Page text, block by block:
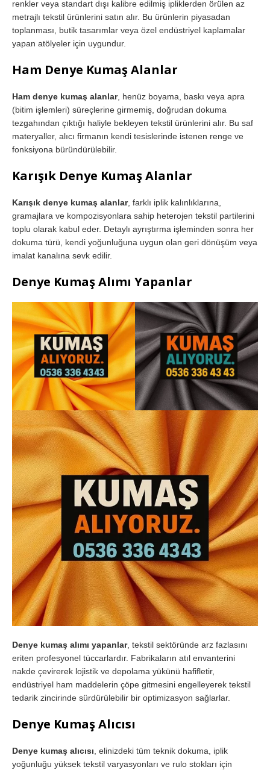
renkler veya standart dışı kalibre edilmiş ipliklerden örülen az
metrajlı tekstil ürünlerini satın alır. Bu ürünlerin piyasadan
toplanması, butik tasarımlar veya özel endüstriyel kaplamalar
yapan atölyeler için uygundur.
Ham Denye Kumaş Alanlar
Ham denye kumaş alanlar, henüz boyama, baskı veya apra
(bitim işlemleri) süreçlerine girmemiş, doğrudan dokuma
tezgahından çıktığı haliyle bekleyen tekstil ürünlerini alır. Bu saf
materyaller, alıcı firmanın kendi tesislerinde istenen renge ve
fonksiyona büründürülebilir.
Karışık Denye Kumaş Alanlar
Karışık denye kumaş alanlar, farklı iplik kalınlıklarına,
gramajlara ve kompozisyonlara sahip heterojen tekstil partilerini
toplu olarak kabul eder. Detaylı ayrıştırma işleminden sonra her
dokuma türü, kendi yoğunluğuna uygun olan geri dönüşüm veya
imalat kanalına sevk edilir.
Denye Kumaş Alımı Yapanlar
Denye kumaş alımı yapanlar, tekstil sektöründe arz fazlasını
eriten profesyonel tüccarlardır. Fabrikaların atıl envanterini
nakde çevirerek lojistik ve depolama yükünü hafifletir,
endüstriyel ham maddelerin çöpe gitmesini engelleyerek tekstil
tedarik zincirinde sürdürülebilir bir optimizasyon sağlarlar.
Denye Kumaş Alıcısı
Denye kumaş alıcısı, elinizdeki tüm teknik dokuma, iplik
yoğunluğu yüksek tekstil varyasyonları ve rulo stokları için